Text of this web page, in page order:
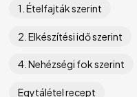
1. Ételfajták szerint
2. Elkészítési idő szerint
4. Nehézségi fok szerint
Egytálétel recept